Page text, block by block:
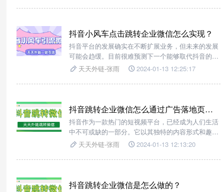
加。
抖音小风车点击跳转企业微信怎么实现？
抖音平台的发展确实在不断扩展业务，但未来的发展
可能会趋缓。目前很难预测下一个能够取代抖音的模
式是什么，但短视频形式可能会继续流行，并增加创
天天外链-张雨 2024-01-13 12:25:17
抖音跳转企业微信怎么通过广告落地页实现跳转?
抖音作为一款热门的短视频平台，已经成为人们生活
中不可或缺的一部分。它以其独特的内容形式和趣味
性吸引了大量的用户和内容创作者。随着移动互联网
重要手段。
天天外链-张雨 2024-01-13 12:13:20
抖音跳转企业微信是怎么做的？